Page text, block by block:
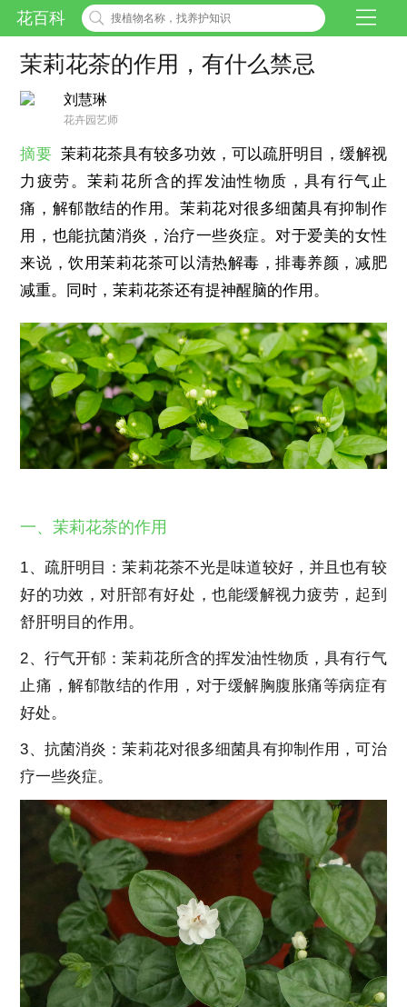
花百科
茉莉花茶的作用，有什么禁忌
刘慧琳
花卉园艺师
摘要 茉莉花茶具有较多功效，可以疏肝明目，缓解视
力疲劳。茉莉花所含的挥发油性物质，具有行气止
痛，解郁散结的作用。茉莉花对很多细菌具有抑制作
用，也能抗菌消炎，治疗一些炎症。对于爱美的女性
来说，饮用茉莉花茶可以清热解毒，排毒养颜，减肥
减重。同时，茉莉花茶还有提神醒脑的作用。
一、茉莉花茶的作用
1、疏肝明目：茉莉花茶不光是味道较好，并且也有较
好的功效，对肝部有好处，也能缓解视力疲劳，起到
舒肝明目的作用。
2、行气开郁：茉莉花所含的挥发油性物质，具有行气
止痛，解郁散结的作用，对于缓解胸腹胀痛等病症有
好处。
3、抗菌消炎：茉莉花对很多细菌具有抑制作用，可治
疗一些炎症。